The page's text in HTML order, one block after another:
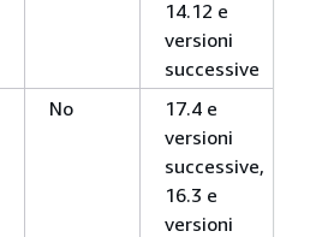
14.12 e
versioni
successive
No
17.4 e
versioni
successive,
16.3 e
versioni